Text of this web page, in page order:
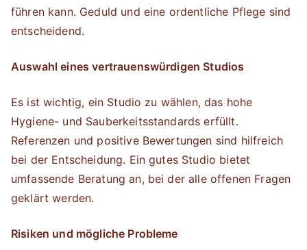
führen kann. Geduld und eine ordentliche Pflege sind
entscheidend.
Auswahl eines vertrauenswürdigen Studios
Es ist wichtig, ein Studio zu wählen, das hohe
Hygiene- und Sauberkeitsstandards erfüllt.
Referenzen und positive Bewertungen sind hilfreich
bei der Entscheidung. Ein gutes Studio bietet
umfassende Beratung an, bei der alle offenen Fragen
geklärt werden.
Risiken und mögliche Probleme